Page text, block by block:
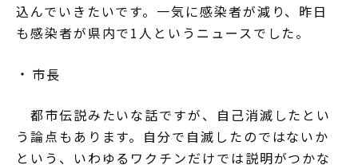
込んでいきたいです。一気に感染者が減り、昨日
も感染者が県内で1人というニュースでした。
市長
都市伝説みたいな話ですが、自己消滅したとい
う論点もあります。自分で自滅したのではないか
という、いわゆるワクチンだけでは説明がつかな